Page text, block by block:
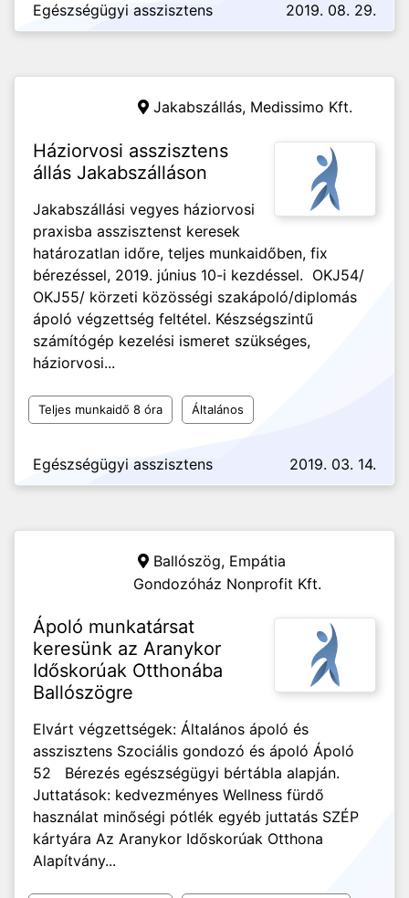
Egészségügyi asszisztens 2019. 08. 29.
Jakabszállás, Medissimo Kft.
Háziorvosi asszisztens
állás Jakabszálláson
Jakabszállási vegyes háziorvosi
praxisba asszisztenst keresek
határozatlan időre, teljes munkaidőben, fix
bérezéssel, 2019. június 10-i kezdéssel. OKJ54/
OKJ55/ körzeti közösségi szakápoló/diplomás
ápoló végzettség feltétel. Készségszintű
számítógép kezelési ismeret szükséges,
háziorvosi...
Teljes munkaidő 8 óra Általános
Egészségügyi asszisztens 2019. 03. 14.
Ballószög, Empátia
Gondozóház Nonprofit Kft.
Ápoló munkatársat
keresünk az Aranykor
Időskorúak Otthonába
Ballószögre
Elvárt végzettségek: Általános ápoló és
asszisztens Szociális gondozó és ápoló Ápoló
52 Bérezés egészségügyi bértábla alapján.
Juttatások: kedvezményes Wellness fürdő
használat minőségi pótlék egyéb juttatás SZÉP
kártyára Az Aranykor Időskorúak Otthona
Alapítvány...